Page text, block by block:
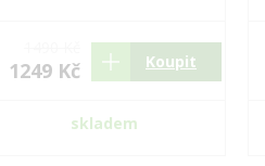
1249 Kč Koupit
skladem